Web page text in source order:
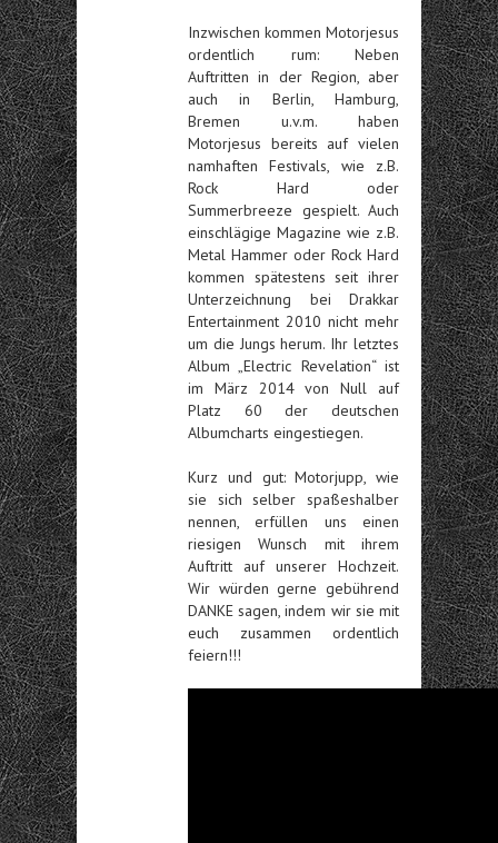
Inzwischen kommen Motorjesus
ordentlich rum: Neben
Auftritten in der Region, aber
auch in Berlin, Hamburg,
Bremen u.v.m. haben
Motorjesus bereits auf vielen
namhaften Festivals, wie z.B.
Rock Hard oder
Summerbreeze gespielt. Auch
einschlägige Magazine wie z.B.
Metal Hammer oder Rock Hard
kommen spätestens seit ihrer
Unterzeichnung bei Drakkar
Entertainment 2010 nicht mehr
um die Jungs herum. Ihr letztes
Album „Electric Revelation“ ist
im März 2014 von Null auf
Platz 60 der deutschen
Albumcharts eingestiegen.
Kurz und gut: Motorjupp, wie
sie sich selber spaßeshalber
nennen, erfüllen uns einen
riesigen Wunsch mit ihrem
Auftritt auf unserer Hochzeit.
Wir würden gerne gebührend
DANKE sagen, indem wir sie mit
euch zusammen ordentlich
feiern!!!